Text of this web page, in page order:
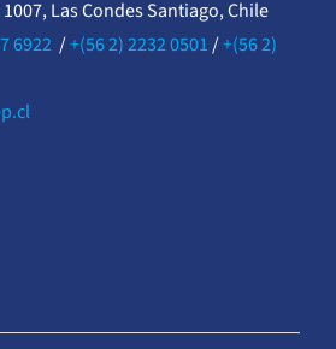
Las Condes Santiago, Chile
6922/+(56 2) 2232 0501/+(56 2)